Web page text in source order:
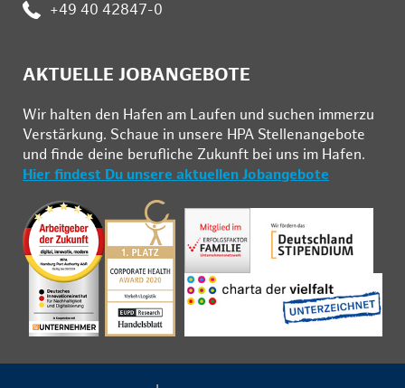
Telefon:
+49 40 42847-0
AKTUELLE JOBANGEBOTE
Wir hal­ten den Ha­fen am Lau­fen und su­chen im­mer­zu
Ver­stär­kung. Schau­e in un­se­re HPA Stel­len­an­ge­bo­te
und fin­de deine be­ruf­li­che Zu­kunft bei uns im Ha­fen.
Hier findest Du unsere aktuellen Jobangebote